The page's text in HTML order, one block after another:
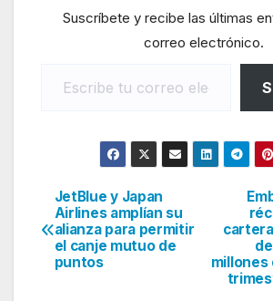
Suscríbete y recibe las últimas
correo electrónico.
Navegación
de
entradas
millones
JetBlue y Japan
Airlines amplían su
alianza para permitir
el canje mutuo de
puntos